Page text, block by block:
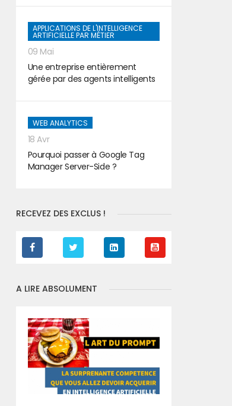
APPLICATIONS DE L'INTELLIGENCE
ARTIFICIELLE PAR MÉTIER
09 Mai
Une entreprise entièrement
gérée par des agents intelligents
WEB ANALYTICS
18 Avr
Pourquoi passer à Google Tag
Manager Server-Side ?
RECEVEZ DES EXCLUS !
A LIRE ABSOLUMENT